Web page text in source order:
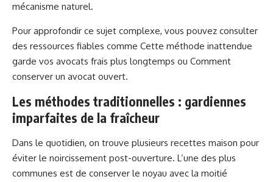
mécanisme naturel.
Pour approfondir ce sujet complexe, vous pouvez consulter
des ressources fiables comme Cette méthode inattendue
garde vos avocats frais plus longtemps ou Comment
conserver un avocat ouvert.
Les méthodes traditionnelles : gardiennes
imparfaites de la fraîcheur
Dans le quotidien, on trouve plusieurs recettes maison pour
éviter le noircissement post-ouverture. L’une des plus
communes est de conserver le noyau avec la moitié